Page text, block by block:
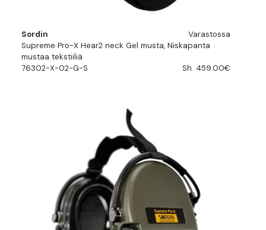
Sordin
Varastossa
Supreme Pro-X Hear2 neck Gel musta, Niskapanta
mustaa tekstiiliä
76302-X-02-G-S
Sh. 459.00€